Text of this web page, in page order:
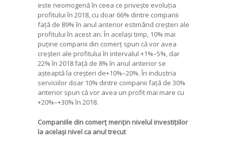
este neomogenă în ceea ce privește evoluția
profitului în 2018, cu doar 66% dintre companii
față de 89% în anul anterior estimând creșteri ale
profitului în acest an. În același timp, 10% mai
puține companii din comerț spun că vor avea
creșteri ale profitului în intervalul +1%–5%, dar
22% în 2018 față de 8% în anul anterior se
așteaptă la creșteri de+10%–20%. În industria
serviciilor doar 10% dintre companii față de 30%
anterior spun că vor avea un profit mai mare cu
+20%–+30% în 2018.
Companiile din comerț mențin nivelul investițiilor
la același nivel ca anul trecut